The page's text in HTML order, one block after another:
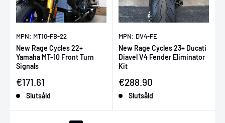
MPN: MT10-FB-22
New Rage Cycles 22+
Yamaha MT-10 Front Turn
Signals
Försäljningspris
€171.61
Slutsåld
MPN: DV4-FE
New Rage Cycles 23+ Ducati
Diavel V4 Fender Eliminator
Kit
Försäljningspris
€288.90
Slutsåld